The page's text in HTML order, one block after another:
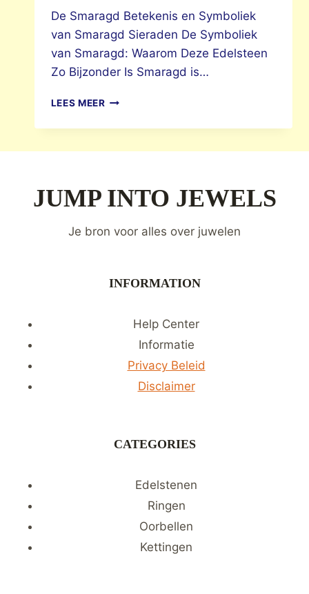
De Smaragd Betekenis en Symboliek
van Smaragd Sieraden De Symboliek
van Smaragd: Waarom Deze Edelsteen
Zo Bijzonder Is Smaragd is…
LEES MEERSMARAGD
JUMP INTO JEWELS
Je bron voor alles over juwelen
INFORMATION
Help Center
Informatie
Privacy Beleid
Disclaimer
CATEGORIES
Edelstenen
Ringen
Oorbellen
Kettingen